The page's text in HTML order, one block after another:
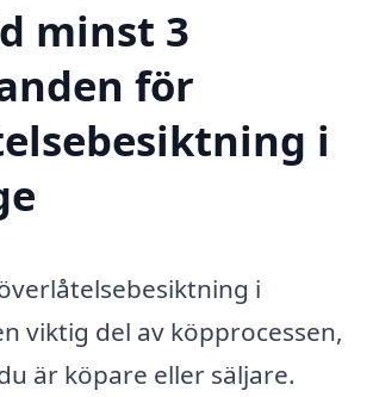
minst 3
för
i
i
viktig del av köpprocessen,
är köpare eller säljare.